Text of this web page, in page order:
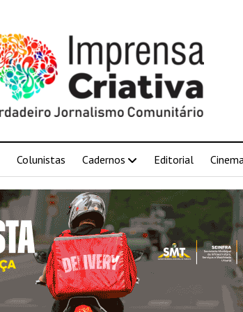
Colunistas Cadernos Editorial